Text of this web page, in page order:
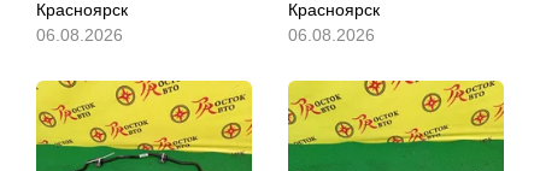
Красноярск
06.08.2026
Красноярск
06.08.2026